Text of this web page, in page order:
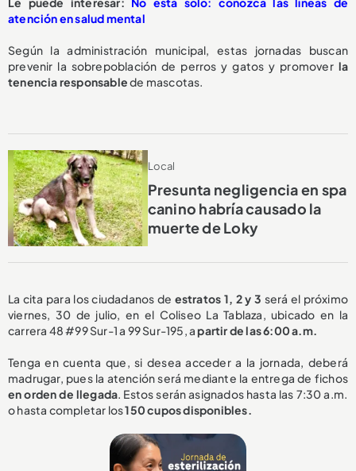
atención en salud mental
Según la administración municipal, estas jornadas buscan
prevenir la sobrepoblación de perros y gatos y promover la
tenencia responsablede mascotas.
Local
Presunta negligencia en spa
canino habría causado la
muerte de Loky
La cita para los ciudadanos de estratos 1, 2 y 3 será el próximo
viernes, 30 de julio, en el Coliseo La Tablaza, ubicado en la
carrera 48 #99 Sur-1 a 99 Sur-195, apartir de las 6:00 a.m.
Tenga en cuenta que, si desea acceder a la jornada, deberá
madrugar, pues la atención será mediante la entrega de fichos
en orden de llegada. Estos serán asignados hasta las 7:30 a.m.
o hasta completar los150 cupos disponibles.